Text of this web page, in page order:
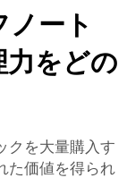
ート
力をどの
クを大量購入す
た価値を得られ